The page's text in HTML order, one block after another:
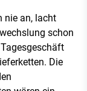
nie an, lacht
schon
Die